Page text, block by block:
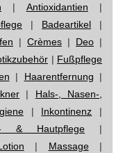
| Antioxidantien |
| Badeartikel |
| Crèmes | Deo |
| Fußpflege
| Haarentfernung |
| Hals-, Nasen-,
| Inkontinenz |
& Hautpflege |
| Massage|